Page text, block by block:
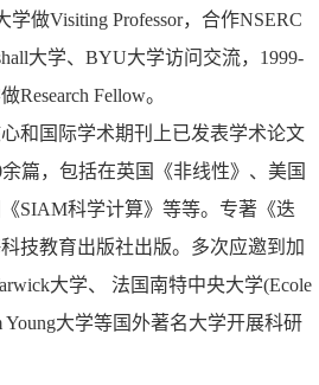
学做Visiting Professor，合作NSERC
大学、BYU大学访问交流， 1999-
Research Fellow。
和国际学术期刊上已发表学术论文
余篇，包括在英国《非线性》、美国
SIAM科学计算》等等。专著《迭
技教育出版社出版。多次应邀到加
大学、 法国南特中央大学(Ecole
Young大学等国外著名大学开展科研